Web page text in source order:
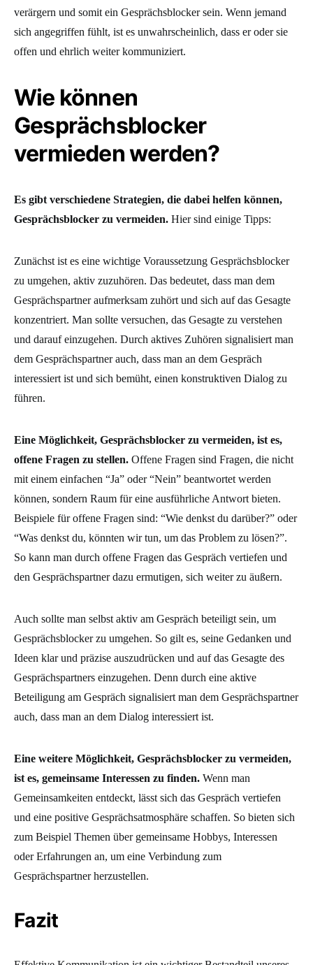
verärgern und somit ein Gesprächsblocker sein. Wenn jemand
sich angegriffen fühlt, ist es unwahrscheinlich, dass er oder sie
offen und ehrlich weiter kommuniziert.
Wie können
Gesprächsblocker
vermieden werden?
Es gibt verschiedene Strategien, die dabei helfen können,
Gesprächsblocker zu vermeiden. Hier sind einige Tipps:
Zunächst ist es eine wichtige Voraussetzung Gesprächsblocker
zu umgehen, aktiv zuzuhören. Das bedeutet, dass man dem
Gesprächspartner aufmerksam zuhört und sich auf das Gesagte
konzentriert. Man sollte versuchen, das Gesagte zu verstehen
und darauf einzugehen. Durch aktives Zuhören signalisiert man
dem Gesprächspartner auch, dass man an dem Gespräch
interessiert ist und sich bemüht, einen konstruktiven Dialog zu
führen.
Eine Möglichkeit, Gesprächsblocker zu vermeiden, ist es,
offene Fragen zu stellen. Offene Fragen sind Fragen, die nicht
mit einem einfachen “Ja” oder “Nein” beantwortet werden
können, sondern Raum für eine ausführliche Antwort bieten.
Beispiele für offene Fragen sind: “Wie denkst du darüber?” oder
“Was denkst du, könnten wir tun, um das Problem zu lösen?”.
So kann man durch offene Fragen das Gespräch vertiefen und
den Gesprächspartner dazu ermutigen, sich weiter zu äußern.
Auch sollte man selbst aktiv am Gespräch beteiligt sein, um
Gesprächsblocker zu umgehen. So gilt es, seine Gedanken und
Ideen klar und präzise auszudrücken und auf das Gesagte des
Gesprächspartners einzugehen. Denn durch eine aktive
Beteiligung am Gespräch signalisiert man dem Gesprächspartner
auch, dass man an dem Dialog interessiert ist.
Eine weitere Möglichkeit, Gesprächsblocker zu vermeiden,
ist es, gemeinsame Interessen zu finden. Wenn man
Gemeinsamkeiten entdeckt, lässt sich das Gespräch vertiefen
und eine positive Gesprächsatmosphäre schaffen. So bieten sich
zum Beispiel Themen über gemeinsame Hobbys, Interessen
oder Erfahrungen an, um eine Verbindung zum
Gesprächspartner herzustellen.
Fazit